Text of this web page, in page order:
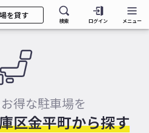
を貸す
検索 ログイン メニュー
得な駐車場を
区金平町から探す